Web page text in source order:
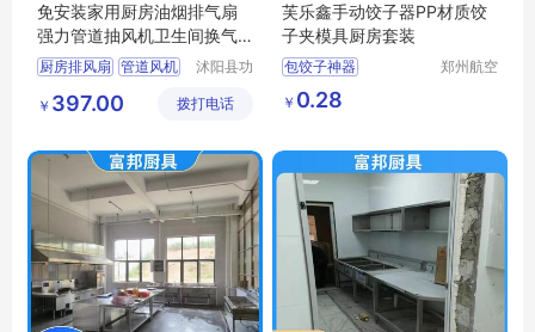
免安装家用厨房油烟排气扇
强力管道抽风机卫生间换气
扇租房排风扇
厨房排风扇 管道风机
卫生间排风扇
沭阳县功
子商务有
￥ 397.00 拨打电话
芙乐鑫手动饺子器PP材质饺
子夹模具厨房套装
包饺子神器
包饺子工具
厨房小工具
郑州航空
￥ 0.28